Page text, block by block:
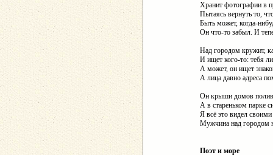
Хранит фотографии в
Пытаясь вернуть то,
Быть может, когда-
Он что-то забыл. И
Над городом кружит,
И ищет кого-то: тебя
А может, он ищет
А лица давно адреса
Он крыши домов
А в стареньком парке
Я всё это видел своими
Мужчина над городом
Поэт и море